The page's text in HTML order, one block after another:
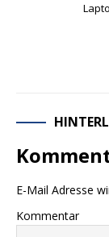
E-Mail Adresse
Kommentar